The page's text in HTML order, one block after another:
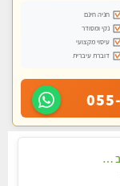
חניה חינם
נקי ומסודר
עיסוי מקצועי
דוברת עיברית
מעסה חדשה בתל-אביב כל סוגי העיסויים מעסה מקצועית ואיכותית פרטי!!!